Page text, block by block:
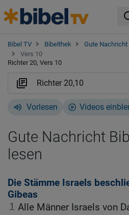
Bibel TV Bibelthek Gute Nachricht
Vers 10
Richter 20, Vers 10
Vorlesen Videos
Gute Nachricht
lesen
Die Stämme Israels
Gibeas
1 Alle Männer Israels von